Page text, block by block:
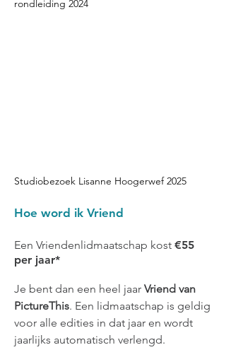
rondleiding 2024
Studiobezoek Lisanne Hoogerwef 2025
Hoe word ik Vriend
Een Vriendenlidmaatschap kost €55
per jaar*
Je bent dan een heel jaar Vriend van
PictureThis. Een lidmaatschap is geldig
voor alle edities in dat jaar en wordt
jaarlijks automatisch verlengd.